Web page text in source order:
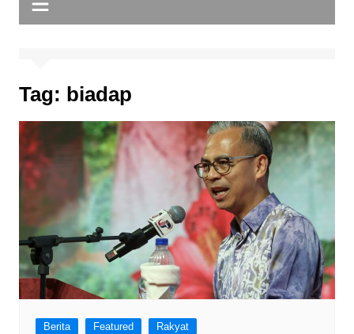
Tag: biadap
Berita Featured Rakyat